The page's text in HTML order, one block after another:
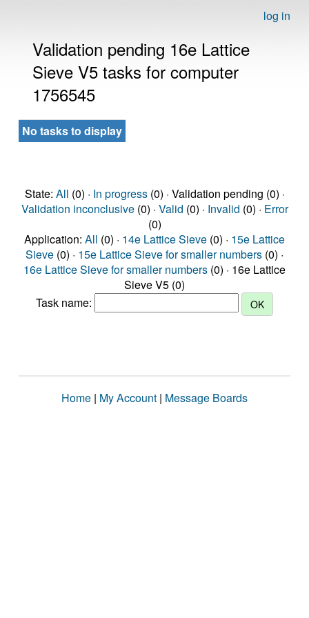
log in
Validation pending 16e Lattice
Sieve V5 tasks for computer
1756545
No tasks to display
State: All (0) · In progress(0) · Validation pending (0) ·
Validation inconclusive(0) · Valid (0) · Invalid (0) · Error
(0)
Application: All (0) · 14e Lattice Sieve (0) · 15e Lattice
Sieve (0) · 15e Lattice Sieve for smaller numbers (0) ·
16e Lattice Sieve for smaller numbers (0) · 16e Lattice
Sieve V5 (0)
Task name:
Home | My Account | Message Boards